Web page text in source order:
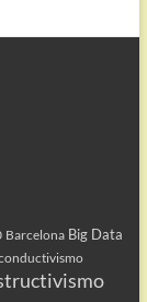
Barcelona Big Data